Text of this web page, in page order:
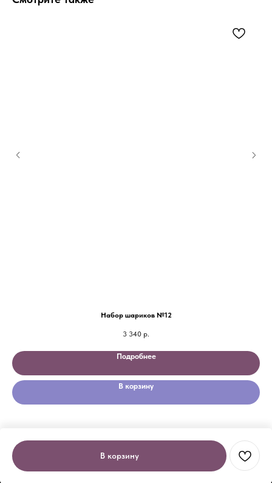
В корзину
Набор шариков №12
3 340 р.
Подробнее
В корзину
Made on